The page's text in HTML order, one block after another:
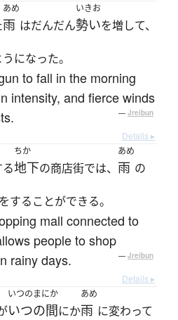
あめ
雨 はだんだん
いきお
勢いを増して、
になった。
to fall in the morning
intensity, and fierce winds
— Jreibun
Details ▸
ちか
地下の商店街では、
あめ
雨 の
することができる。
mall connected to
people to shop
rainy days.
— Jreibun
Details ▸
いつのまにか
いつの間にか
あめ
雨 に変わって